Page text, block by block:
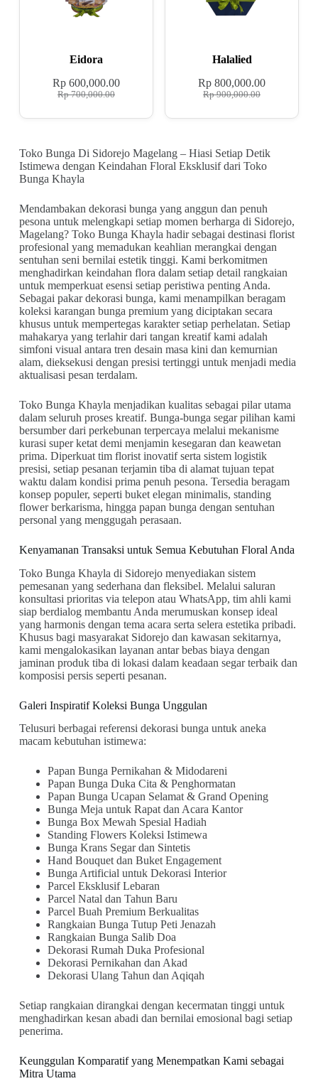
Eidora
Rp700,000.00
Rp600,000.00
Halalied
Rp900,000.00
Rp 800,000.00
Toko Bunga Di Sidorejo Magelang – Hiasi Setiap Detik
Istimewa dengan Keindahan Floral Eksklusif dari Toko
Bunga Khayla
Mendambakan dekorasi bunga yang anggun dan penuh
pesona untuk melengkapi setiap momen berharga di Sidorejo,
Magelang? Toko Bunga Khayla hadir sebagai destinasi florist
profesional yang memadukan keahlian merangkai dengan
sentuhan seni bernilai estetik tinggi. Kami berkomitmen
menghadirkan keindahan flora dalam setiap detail rangkaian
untuk memperkuat esensi setiap peristiwa penting Anda.
Sebagai pakar dekorasi bunga, kami menampilkan beragam
koleksi karangan bunga premium yang diciptakan secara
khusus untuk mempertegas karakter setiap perhelatan. Setiap
mahakarya yang terlahir dari tangan kreatif kami adalah
simfoni visual antara tren desain masa kini dan kemurnian
alam, dieksekusi dengan presisi tertinggi untuk menjadi media
aktualisasi pesan terdalam.
Toko Bunga Khayla menjadikan kualitas sebagai pilar utama
dalam seluruh proses kreatif. Bunga-bunga segar pilihan kami
bersumber dari perkebunan terpercaya melalui mekanisme
kurasi super ketat demi menjamin kesegaran dan keawetan
prima. Diperkuat tim florist inovatif serta sistem logistik
presisi, setiap pesanan terjamin tiba di alamat tujuan tepat
waktu dalam kondisi prima penuh pesona. Tersedia beragam
konsep populer, seperti buket elegan minimalis, standing
flower berkarisma, hingga papan bunga dengan sentuhan
personal yang menggugah perasaan.
Kenyamanan Transaksi untuk Semua Kebutuhan Floral Anda
Toko Bunga Khayla di Sidorejo menyediakan sistem
pemesanan yang sederhana dan fleksibel. Melalui saluran
konsultasi prioritas via telepon atau WhatsApp, tim ahli kami
siap berdialog membantu Anda merumuskan konsep ideal
yang harmonis dengan tema acara serta selera estetika pribadi.
Khusus bagi masyarakat Sidorejo dan kawasan sekitarnya,
kami mengalokasikan layanan antar bebas biaya dengan
jaminan produk tiba di lokasi dalam keadaan segar terbaik dan
komposisi persis seperti pesanan.
Galeri Inspiratif Koleksi Bunga Unggulan
Telusuri berbagai referensi dekorasi bunga untuk aneka
macam kebutuhan istimewa:
Papan Bunga Pernikahan & Midodareni
Papan Bunga Duka Cita & Penghormatan
Papan Bunga Ucapan Selamat & Grand Opening
Bunga Meja untuk Rapat dan Acara Kantor
Bunga Box Mewah Spesial Hadiah
Standing Flowers Koleksi Istimewa
Bunga Krans Segar dan Sintetis
Hand Bouquet dan Buket Engagement
Bunga Artificial untuk Dekorasi Interior
Parcel Eksklusif Lebaran
Parcel Natal dan Tahun Baru
Parcel Buah Premium Berkualitas
Rangkaian Bunga Tutup Peti Jenazah
Rangkaian Bunga Salib Doa
Dekorasi Rumah Duka Profesional
Dekorasi Pernikahan dan Akad
Dekorasi Ulang Tahun dan Aqiqah
Setiap rangkaian dirangkai dengan kecermatan tinggi untuk
menghadirkan kesan abadi dan bernilai emosional bagi setiap
penerima.
Keunggulan Komparatif yang Menempatkan Kami sebagai
Mitra Utama